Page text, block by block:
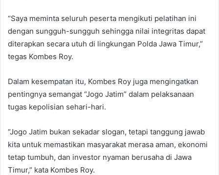
“Saya meminta seluruh peserta mengikuti pelatihan ini
dengan sungguh-sungguh sehingga nilai integritas dapat
diterapkan secara utuh di lingkungan Polda Jawa Timur,”
tegas Kombes Roy.
Dalam kesempatan itu, Kombes Roy juga mengingatkan
pentingnya semangat “Jogo Jatim” dalam pelaksanaan
tugas kepolisian sehari-hari.
“Jogo Jatim bukan sekadar slogan, tetapi tanggung jawab
kita untuk memastikan masyarakat merasa aman, ekonomi
tetap tumbuh, dan investor nyaman berusaha di Jawa
Timur,” kata Kombes Roy.